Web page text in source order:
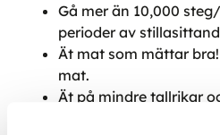
Gå mer än 10,000
perioder av
Ät mat som mättar
mat.
Ät på mindre tallrikar